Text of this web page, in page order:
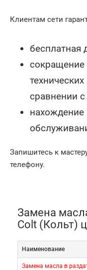
Клиентам сети
бесплатная
сокращение
сравнении
Запишитесь к
телефону.
Замена
Colt (Кольт)
Наименование
Замена масла в